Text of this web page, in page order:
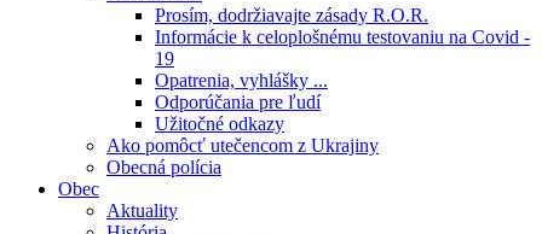
Prosím, dodržiavajte zásady R.O.R.
Informácie k celoplošnému testovaniu na Covid -
19
Opatrenia, vyhlášky ...
Odporúčania pre ľudí
Užitočné odkazy
Ako pomôcť utečencom z Ukrajiny
Obecná polícia
Obec
Aktuality